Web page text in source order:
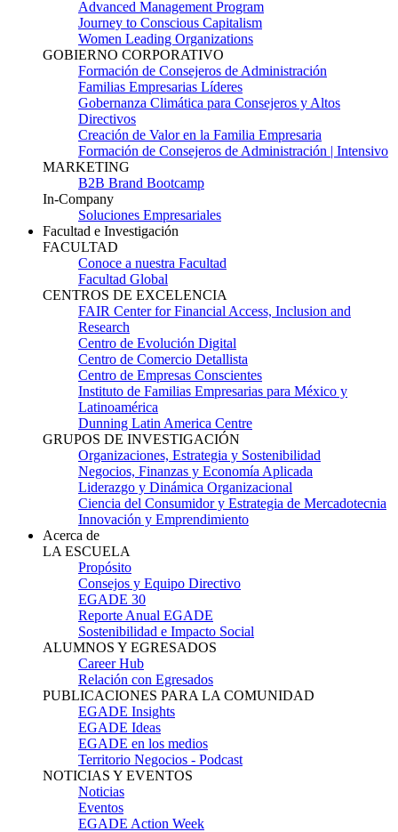
Advanced Management Program
Journey to Conscious Capitalism
Women Leading Organizations
GOBIERNO CORPORATIVO
Formación de Consejeros de Administración
Familias Empresarias Líderes
Gobernanza Climática para Consejeros y Altos
Directivos
Creación de Valor en la Familia Empresaria
Formación de Consejeros de Administración | Intensivo
MARKETING
B2B Brand Bootcamp
In-Company
Soluciones Empresariales
Facultad e Investigación
FACULTAD
Conoce a nuestra Facultad
Facultad Global
CENTROS DE EXCELENCIA
FAIR Center for Financial Access, Inclusion and
Research
Centro de Evolución Digital
Centro de Comercio Detallista
Centro de Empresas Conscientes
Instituto de Familias Empresarias para México y
Latinoamérica
Dunning Latin America Centre
GRUPOS DE INVESTIGACIÓN
Organizaciones, Estrategia y Sostenibilidad
Negocios, Finanzas y Economía Aplicada
Liderazgo y Dinámica Organizacional
Ciencia del Consumidor y Estrategia de Mercadotecnia
Innovación y Emprendimiento
Acerca de
LA ESCUELA
Propósito
Consejos y Equipo Directivo
EGADE 30
Reporte Anual EGADE
Sostenibilidad e Impacto Social
ALUMNOS Y EGRESADOS
Career Hub
Relación con Egresados
PUBLICACIONES PARA LA COMUNIDAD
EGADE Insights
EGADE Ideas
EGADE en los medios
Territorio Negocios - Podcast
NOTICIAS Y EVENTOS
Noticias
Eventos
EGADE Action Week